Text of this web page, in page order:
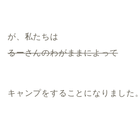
が、私たちは
るーさんのわがままによって
キャンプをすることになりました。